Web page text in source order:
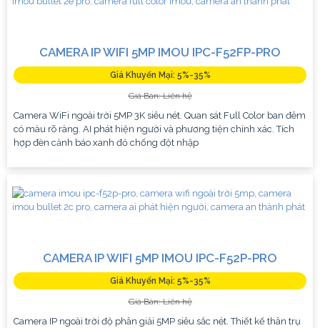
CAMERA IP WIFI 5MP IMOU IPC-F52FP-PRO
Giá Khuyến Mại: 5%-35%
Giá Bán: Liên hệ
Camera WiFi ngoài trời 5MP 3K siêu nét. Quan sát Full Color ban đêm
có màu rõ ràng. AI phát hiện người và phương tiện chính xác. Tích
hợp đèn cảnh báo xanh đỏ chống đột nhập
CAMERA IP WIFI 5MP IMOU IPC-F52P-PRO
Giá Khuyến Mại: 5%-35%
Giá Bán: Liên hệ
Camera IP ngoài trời độ phân giải 5MP siêu sắc nét. Thiết kế thân trụ